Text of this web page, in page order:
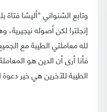
وتابع الشنواني "أليشا
إنجلترا لكن أصوله
لله معاملتي الطيبة مع
فأنا أرى أن الدين هو
الطيبة للآخرين هي خير